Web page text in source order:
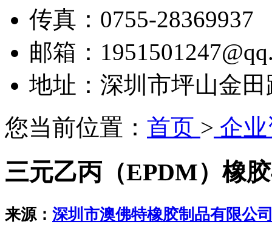
传真：0755-28369937
邮箱：
地址：深圳市坪山金田
您当前位置： 首页 > 企
三元乙丙（EPDM）橡
来源： 深圳市澳佛特橡胶制品有限公